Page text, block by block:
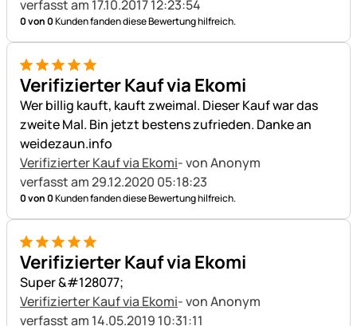
verfasst am 17.10.2017 12:23:54
0 von 0Kunden fanden diese Bewertung hilfreich.
5 von 5
Verifizierter Kauf via Ekomi
Wer billig kauft, kauft zweimal. Dieser Kauf war das
zweite Mal. Bin jetzt bestens zufrieden. Danke an
weidezaun.info
Verifizierter Kauf via Ekomi- von Anonym
verfasst am 29.12.2020 05:18:23
0 von 0Kunden fanden diese Bewertung hilfreich.
5 von 5
Verifizierter Kauf via Ekomi
Super &#128077;
Verifizierter Kauf via Ekomi- von Anonym
verfasst am 14.05.2019 10:31:11